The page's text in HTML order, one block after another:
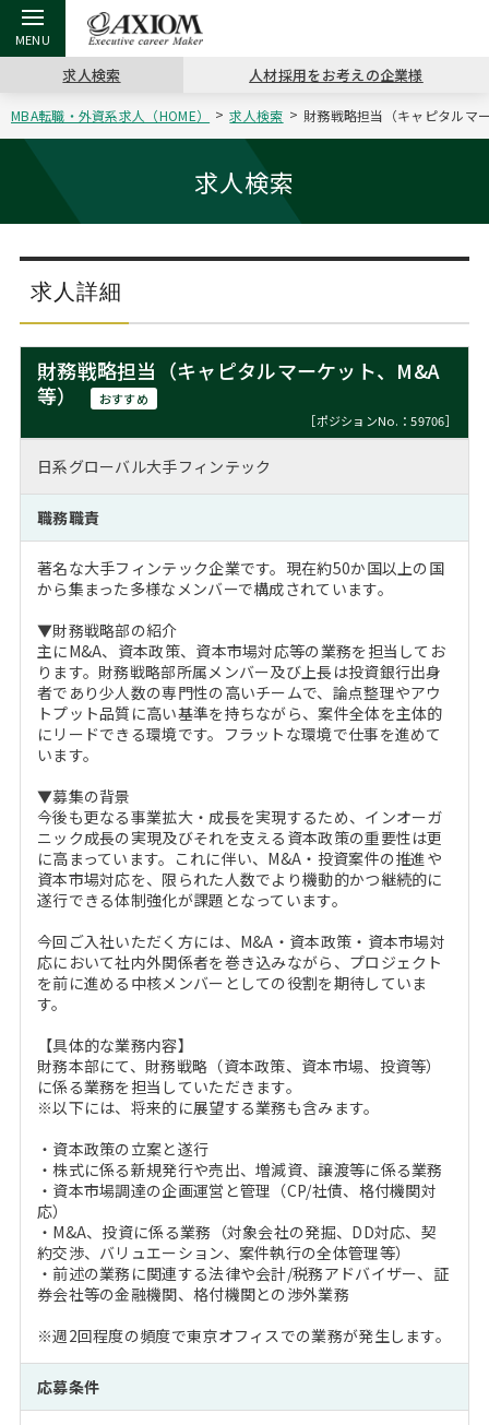
戻る
アクシアムの特長
戻る
コンサ
サービス案内
戻る
キャリ
コンサルタントの紹介
戻る
キャリア支援 TOP
キャリアデザイン講座
（最新求人市場動向）
戻る
MBAの
ステージ別アドバイス
MBAの転職事例
MBAからのFAQ
MBA留学生数の推移
戻る
日本か
インターン受入企業一覧
MBAを生かす求人特集
年齢と年収の相関図
戻る
転職ツール TOP
英文レジュメの書き方
戻る
パワー
職務経歴書の書き方
よくある面接Q&A集
戻る
転職コラム TOP
“展”職相談室
転職市場の明日をよめ
転職成功への4つの鍵
注目企業インタビュー
戻る
イベント・セミナー TOP
ジョブフェア
キャリアデザインセミナー
キャリアフォーラム
Career Talk Live
MBA NETWORKING
戻る
会社概要 TOP
沿革
主なクライアント
採用情報
ニュースリリース
求人検索 人材採用をお考えの企業様
MBA転職・外資系求人（HOME） 求人検索 財務戦略担当（キャピタルマ
求人検索
求人詳細
財務戦略担当（キャピタルマーケット、M&A
等）
おすすめ
［ポジションNo.：59706］
日系グローバル大手フィンテック
職務職責
著名な大手フィンテック企業です。現在約50か国以上の国
から集まった多様なメンバーで構成されています。
▼財務戦略部の紹介
主にM&A、資本政策、資本市場対応等の業務を担当してお
ります。財務戦略部所属メンバー及び上長は投資銀行出身
者であり少人数の専門性の高いチームで、論点整理やアウ
トプット品質に高い基準を持ちながら、案件全体を主体的
にリードできる環境です。フラットな環境で仕事を進めて
います。
▼募集の背景
今後も更なる事業拡大・成長を実現するため、インオーガ
ニック成長の実現及びそれを支える資本政策の重要性は更
に高まっています。これに伴い、M&A・投資案件の推進や
資本市場対応を、限られた人数でより機動的かつ継続的に
遂行できる体制強化が課題となっています。
今回ご入社いただく方には、M&A・資本政策・資本市場対
応において社内外関係者を巻き込みながら、プロジェクト
を前に進める中核メンバーとしての役割を期待していま
す。
【具体的な業務内容】
財務本部にて、財務戦略（資本政策、資本市場、投資等）
に係る業務を担当していただきます。
※以下には、将来的に展望する業務も含みます。
・資本政策の立案と遂行
・株式に係る新規発行や売出、増減資、譲渡等に係る業務
・資本市場調達の企画運営と管理（CP/社債、格付機関対
応）
・M&A、投資に係る業務（対象会社の発掘、DD対応、契
約交渉、バリュエーション、案件執行の全体管理等）
・前述の業務に関連する法律や会計/税務アドバイザー、証
券会社等の金融機関、格付機関との渉外業務
※週2回程度の頻度で東京オフィスでの業務が発生します。
応募条件